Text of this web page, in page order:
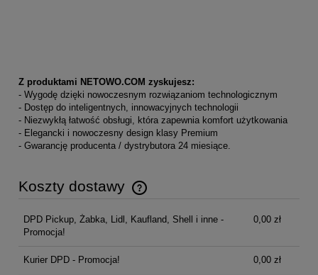
Z produktami NETOWO.COM zyskujesz:
- Wygodę dzięki nowoczesnym rozwiązaniom technologicznym
- Dostęp do inteligentnych, innowacyjnych technologii
- Niezwykłą łatwość obsługi, która zapewnia komfort użytkowania
- Elegancki i nowoczesny design klasy Premium
- Gwarancję producenta / dystrybutora 24 miesiące.
Koszty dostawy
Cena nie zawiera ewentualnych kosztów płatności
DPD Pickup, Żabka, Lidl, Kaufland, Shell i inne -
Promocja!
0,00 zł
Kurier DPD - Promocja! 0,00 zł